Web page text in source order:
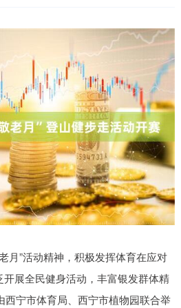
月”活动精神，积极发挥体育在应对
展全民健身活动，丰富银发群体精
西宁市体育局、西宁市植物园联合举